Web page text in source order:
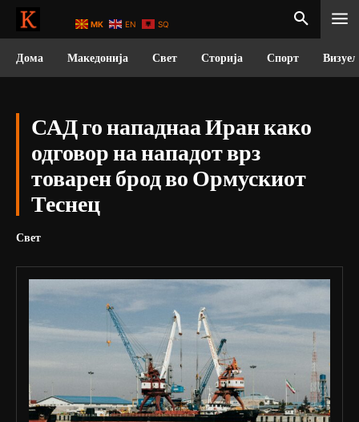
Дома Македонија Свет Сторија Спорт
САД го нападнаа Иран како
одговор на нападот врз
товарен брод во Ормускиот
Теснец
Свет
MK EN SQ